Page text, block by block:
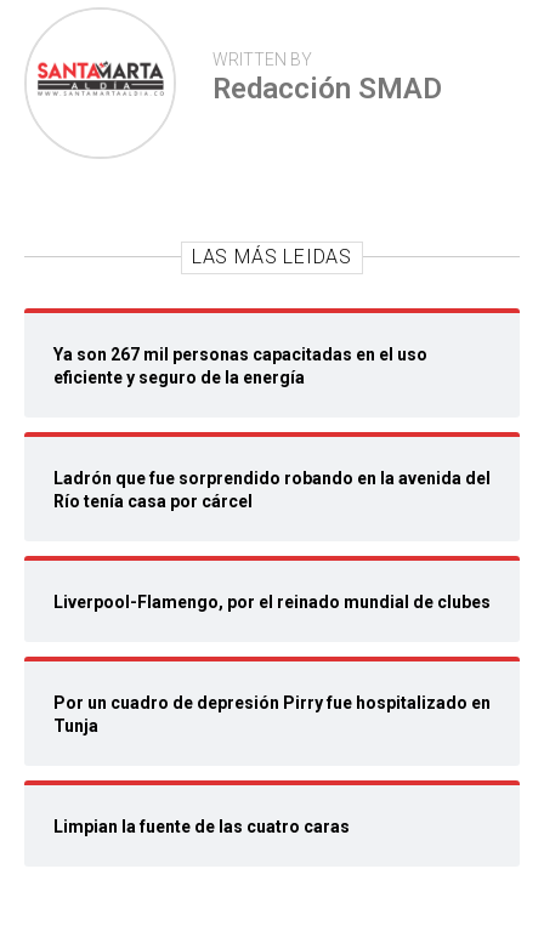
WRITTEN BY
Redacción SMAD
LAS MÁS LEIDAS
Ya son 267 mil personas capacitadas en el uso
eficiente y seguro de la energía
Ladrón que fue sorprendido robando en la avenida del
Río tenía casa por cárcel
Liverpool-Flamengo, por el reinado mundial de clubes
Por un cuadro de depresión Pirry fue hospitalizado en
Tunja
Limpian la fuente de las cuatro caras